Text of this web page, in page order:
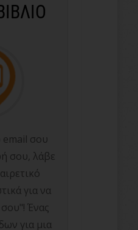
σου
σου, λάβε
για να
Ένας
για μια